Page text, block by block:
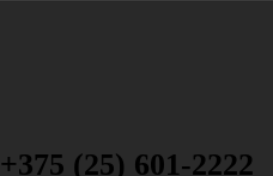
+375 (25) 601-2222